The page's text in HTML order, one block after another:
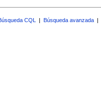
CQL | Búsqueda avanzada |